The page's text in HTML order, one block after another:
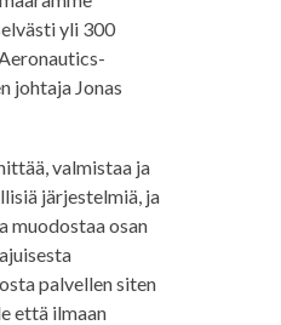
yli 300
johtaja Jonas
valmistaa ja
järjestelmiä, ja
muodostaa osan
palvellen siten
että ilmaan